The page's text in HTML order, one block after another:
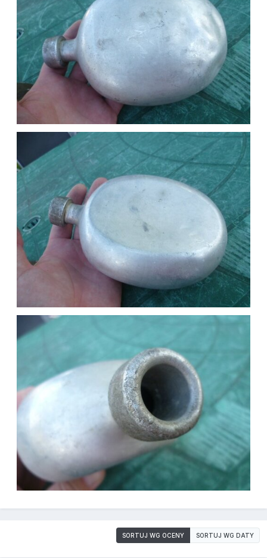
SORTUJ WG OCENY SORTUJ WG DATY